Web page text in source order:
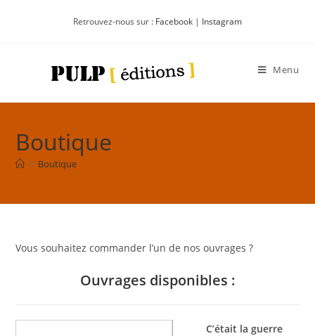
Retrouvez-nous sur : Facebook | Instagram
Menu
Boutique
> Boutique
Vous souhaitez commander l’un de nos ouvrages ?
Ouvrages disponibles :
C’était la guerre